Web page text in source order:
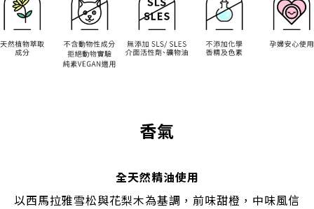
香氣
全天然精油使用
以西馬拉雅雪松與花梨木為基調，前味甜橙，中味風信